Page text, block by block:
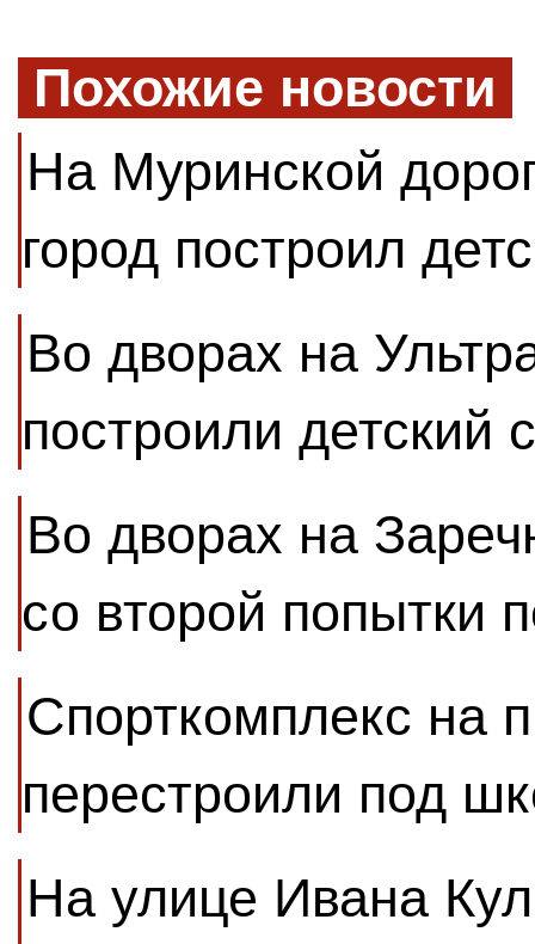
Похожие новости
На Муринской
город построил
Во дворах на
построили детский
Во дворах на
со второй попытки
Спорткомплекс на
перестроили под
На улице Ивана